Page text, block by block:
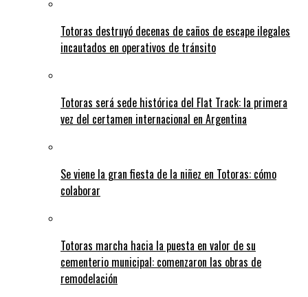
Totoras destruyó decenas de caños de escape ilegales
incautados en operativos de tránsito
Totoras será sede histórica del Flat Track: la primera
vez del certamen internacional en Argentina
Se viene la gran fiesta de la niñez en Totoras: cómo
colaborar
Totoras marcha hacia la puesta en valor de su
cementerio municipal: comenzaron las obras de
remodelación